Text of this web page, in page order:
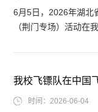
量...
6月5日，2026年湖北
（荆门专场）活动在
党委常委、党委统战
毅前行致远三个维度
程，剖析了核心技术
我校飞镖队在中国
时间：2026-06-04